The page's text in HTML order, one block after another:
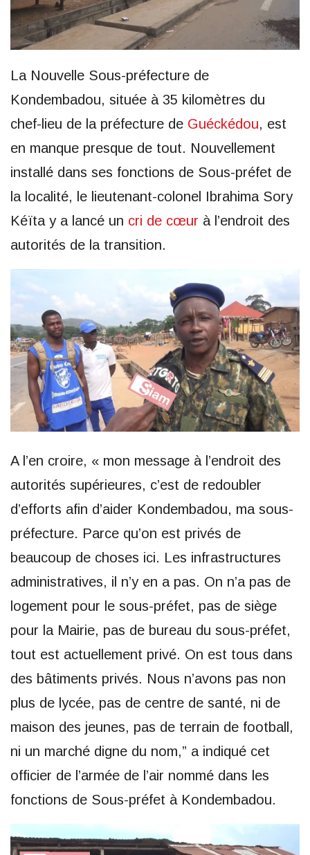
La Nouvelle Sous-préfecture de
Kondembadou, située à 35 kilomètres du
chef-lieu de la préfecture de Guéckédou, est
en manque presque de tout. Nouvellement
installé dans ses fonctions de Sous-préfet de
la localité, le lieutenant-colonel Ibrahima Sory
Kéïta y a lancé un cri de cœur à l’endroit des
autorités de la transition.
A l’en croire, « mon message à l’endroit des
autorités supérieures, c’est de redoubler
d’efforts afin d’aider Kondembadou, ma sous-
préfecture. Parce qu’on est privés de
beaucoup de choses ici. Les infrastructures
administratives, il n’y en a pas. On n’a pas de
logement pour le sous-préfet, pas de siège
pour la Mairie, pas de bureau du sous-préfet,
tout est actuellement privé. On est tous dans
des bâtiments privés. Nous n’avons pas non
plus de lycée, pas de centre de santé, ni de
maison des jeunes, pas de terrain de football,
ni un marché digne du nom,” a indiqué cet
officier de l’armée de l’air nommé dans les
fonctions de Sous-préfet à Kondembadou.